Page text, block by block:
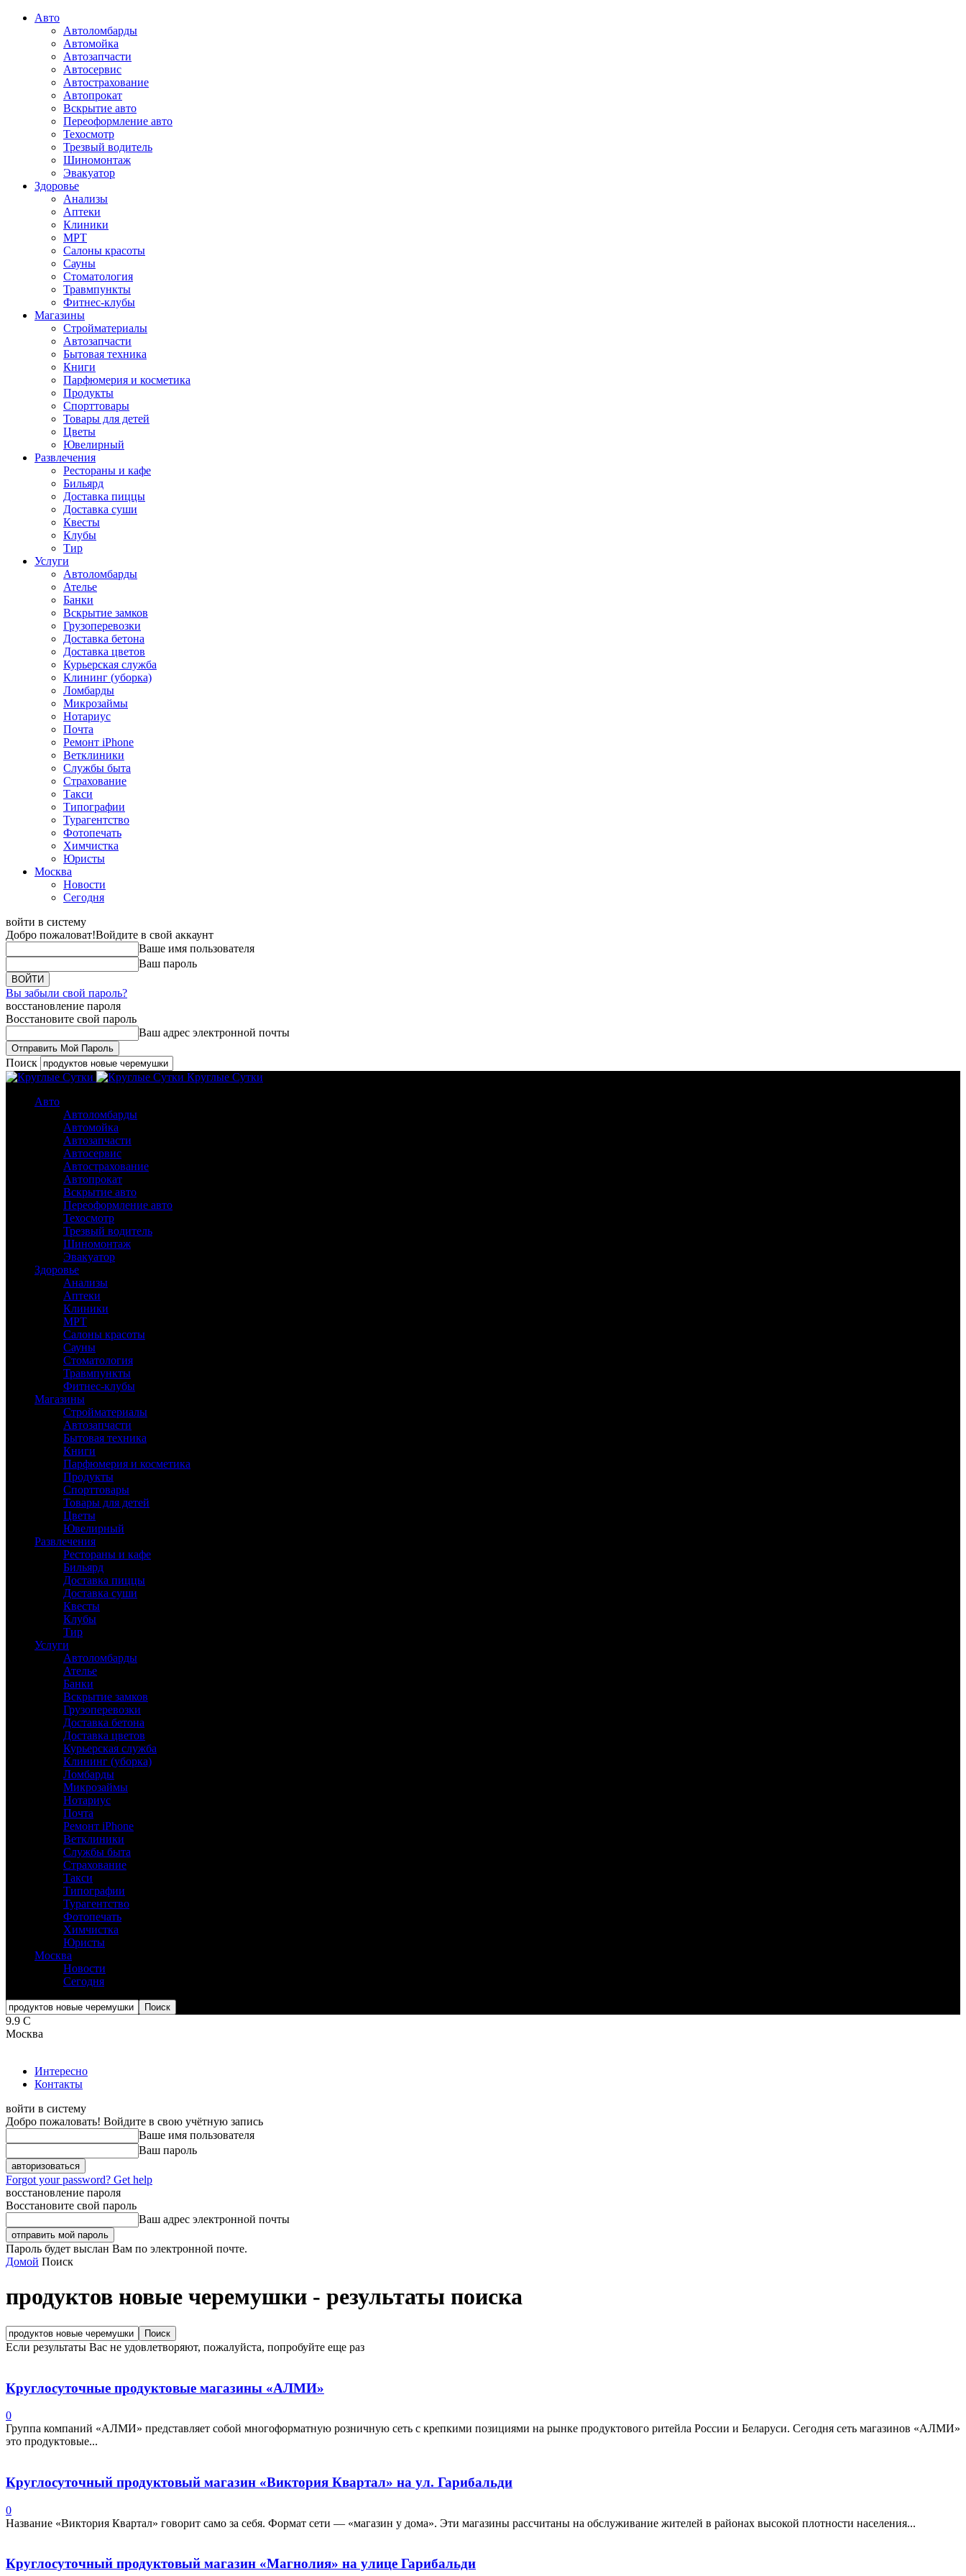
Авто
Автоломбарды
Автомойка
Автозапчасти
Автосервис
Автострахование
Автопрокат
Вскрытие авто
Переоформление авто
Техосмотр
Трезвый водитель
Шиномонтаж
Эвакуатор
Здоровье
Анализы
Аптеки
Клиники
МРТ
Салоны красоты
Сауны
Стоматология
Травмпункты
Фитнес-клубы
Магазины
Стройматериалы
Автозапчасти
Бытовая техника
Книги
Парфюмерия и косметика
Продукты
Спорттовары
Товары для детей
Цветы
Ювелирный
Развлечения
Рестораны и кафе
Бильярд
Доставка пиццы
Доставка суши
Квесты
Клубы
Тир
Услуги
Автоломбарды
Ателье
Банки
Вскрытие замков
Грузоперевозки
Доставка бетона
Доставка цветов
Курьерская служба
Клининг (уборка)
Ломбарды
Микрозаймы
Нотариус
Почта
Ремонт iPhone
Ветклиники
Службы быта
Страхование
Такси
Типографии
Турагентство
Фотопечать
Химчистка
Юристы
Москва
Новости
Сегодня
войти в систему
Добро пожаловат!Войдите в свой аккаунт
Ваше имя пользователя
Ваш пароль
Вы забыли свой пароль?
восстановление пароля
Восстановите свой пароль
Ваш адрес электронной почты
Поиск
Круглые Сутки
Авто
Автоломбарды
Автомойка
Автозапчасти
Автосервис
Автострахование
Автопрокат
Вскрытие авто
Переоформление авто
Техосмотр
Трезвый водитель
Шиномонтаж
Эвакуатор
Здоровье
Анализы
Аптеки
Клиники
МРТ
Салоны красоты
Сауны
Стоматология
Травмпункты
Фитнес-клубы
Магазины
Стройматериалы
Автозапчасти
Бытовая техника
Книги
Парфюмерия и косметика
Продукты
Спорттовары
Товары для детей
Цветы
Ювелирный
Развлечения
Рестораны и кафе
Бильярд
Доставка пиццы
Доставка суши
Квесты
Клубы
Тир
Услуги
Автоломбарды
Ателье
Банки
Вскрытие замков
Грузоперевозки
Доставка бетона
Доставка цветов
Курьерская служба
Клининг (уборка)
Ломбарды
Микрозаймы
Нотариус
Почта
Ремонт iPhone
Ветклиники
Службы быта
Страхование
Такси
Типографии
Турагентство
Фотопечать
Химчистка
Юристы
Москва
Новости
Сегодня
9.9 C
Москва
Интересно
Контакты
войти в систему
Добро пожаловать! Войдите в свою учётную запись
Ваше имя пользователя
Ваш пароль
Forgot your password? Get help
восстановление пароля
Восстановите свой пароль
Ваш адрес электронной почты
Пароль будет выслан Вам по электронной почте.
Домой Поиск
продуктов новые черемушки - результаты поиска
Если результаты Вас не удовлетворяют, пожалуйста, попробуйте еще раз
Круглосуточные продуктовые магазины «АЛМИ»
0
Группа компаний «АЛМИ» представляет собой многоформатную розничную сеть с крепкими позициями на рынке продуктового ритейла России и Беларуси. Сегодня сеть магазинов «АЛМИ»
это продуктовые...
Круглосуточный продуктовый магазин «Виктория Квартал» на ул. Гарибальди
0
Название «Виктория Квартал» говорит само за себя. Формат сети — «магазин у дома». Эти магазины рассчитаны на обслуживание жителей в районах высокой плотности населения...
Круглосуточный продуктовый магазин «Магнолия» на улице Гарибальди